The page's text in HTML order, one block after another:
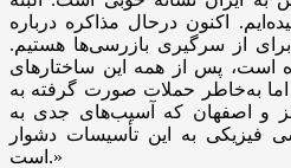
اکنون درحال مذاکره درباره
برای از سرگیری بازرسی‌ها هستیم.
است، پس از همه این ساختارهای
به‌خاطر حملات صورت گرفته به
و اصفهان که آسیب‌های جدی به
فیزیکی به این تأسیسات دشوار
است.»